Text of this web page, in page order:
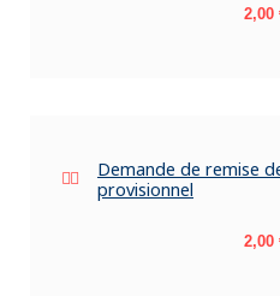
Prix
2,00
Demande de remise
provisionnel
Prix
2,00